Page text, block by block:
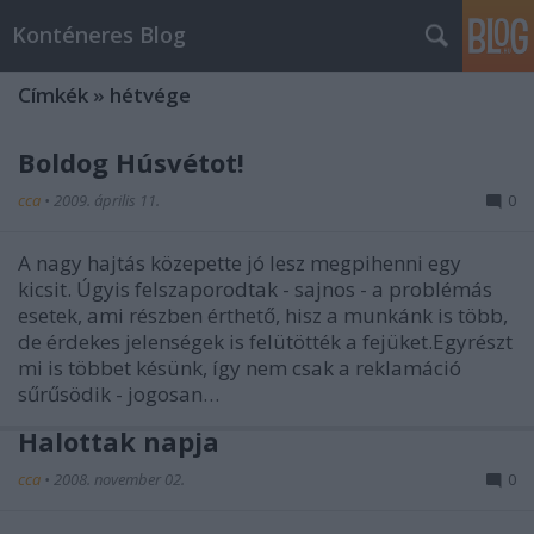
Konténeres Blog
Címkék » hétvége
Boldog Húsvétot!
cca • 2009. április 11. 0
A nagy hajtás közepette jó lesz megpihenni egy
kicsit. Úgyis felszaporodtak - sajnos - a problémás
esetek, ami részben érthető, hisz a munkánk is több,
de érdekes jelenségek is felütötték a fejüket.Egyrészt
mi is többet késünk, így nem csak a reklamáció
sűrűsödik - jogosan…
Halottak napja
cca • 2008. november 02. 0